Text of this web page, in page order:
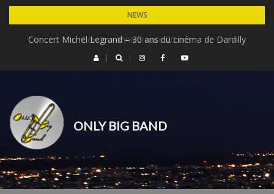
Skip
content
NEWS
Concert anniversaire 20 ans
Concert Michel Legrand – 30 ans du cinéma de Dardilly
ONLY BIG BAND